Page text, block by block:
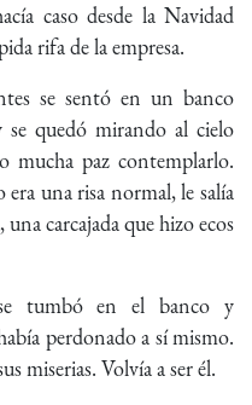
caso desde la Navidad
rifa de la empresa.
se sentó en un banco
quedó mirando al cielo
mucha paz contemplarlo.
una risa normal, le salía
carcajada que hizo ecos
tumbó en el banco y
perdonado a sí mismo.
miserias. Volvía a ser él.